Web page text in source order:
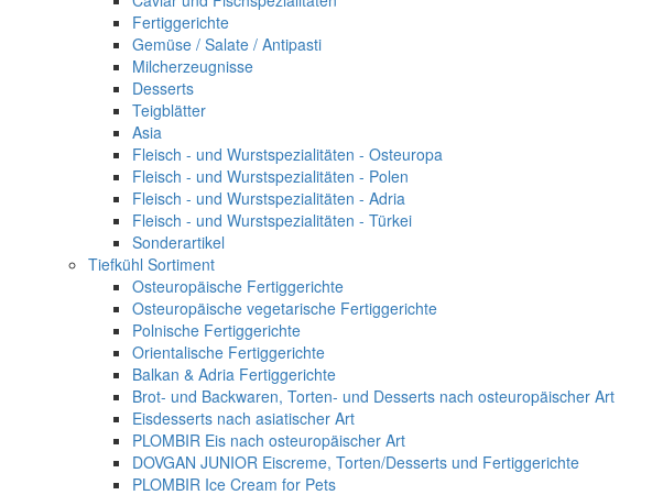
Fertiggerichte
Gemüse / Salate / Antipasti
Milcherzeugnisse
Desserts
Teigblätter
Asia
Fleisch - und Wurstspezialitäten - Osteuropa
Fleisch - und Wurstspezialitäten - Polen
Fleisch - und Wurstspezialitäten - Adria
Fleisch - und Wurstspezialitäten - Türkei
Sonderartikel
Tiefkühl Sortiment
Osteuropäische Fertiggerichte
Osteuropäische vegetarische Fertiggerichte
Polnische Fertiggerichte
Orientalische Fertiggerichte
Balkan & Adria Fertiggerichte
Brot- und Backwaren, Torten- und Desserts nach osteuropäischer Art
Eisdesserts nach asiatischer Art
PLOMBIR Eis nach osteuropäischer Art
DOVGAN JUNIOR Eiscreme, Torten/Desserts und Fertiggerichte
PLOMBIR Ice Cream for Pets